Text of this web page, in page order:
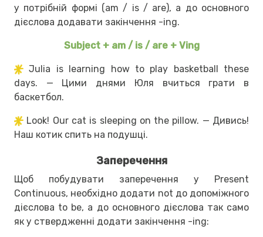
у потрібній формі (am / is / are), а до основного
дієслова додавати закінчення -ing.
Subject + am / is / are + Ving
Julia is learning how to play basketball these
days. — Цими днями Юля вчиться грати в
баскетбол.
Look! Our cat is sleeping on the pillow. — Дивись!
Наш котик спить на подушці.
Заперечення
Щоб побудувати заперечення у Present
Continuous, необхідно додати not до допоміжного
дієслова to be, а до основного дієслова так само
як у ствердженні додати закінчення -ing: